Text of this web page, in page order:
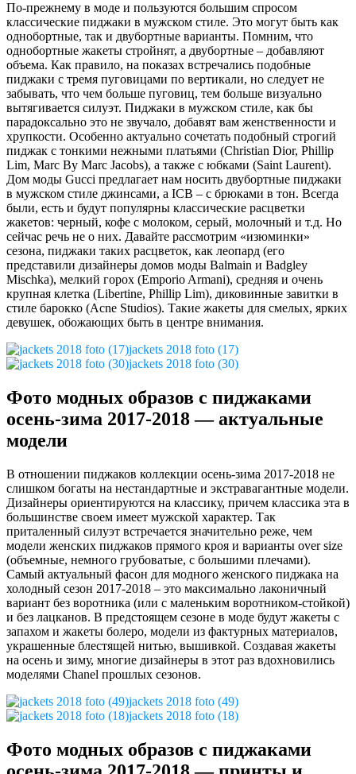
По-прежнему в моде и пользуются большим спросом
классические пиджаки в мужском стиле. Это могут быть как
однобортные, так и двубортные варианты. Помним, что
однобортные жакеты стройнят, а двубортные – добавляют
объема. Как правило, на показах встречались подобные
пиджаки с тремя пуговицами по вертикали, но следует не
забывать, что чем больше пуговиц, тем больше визуально
вытягивается силуэт. Пиджаки в мужском стиле, как бы
парадоксально это не звучало, добавят вам женственности и
хрупкости. Особенно актуально сочетать подобный строгий
пиджак с тонкими нежными платьями (Christian Dior, Phillip
Lim, Marc By Marc Jacobs), а также с юбками (Saint Laurent).
Дом моды Gucci предлагает нам носить двубортные пиджаки
в мужском стиле джинсами, а ICB – с брюками в тон. Всегда
были, есть и будут популярны классические расцветки
жакетов: черный, кофе с молоком, серый, молочный и т.д. Но
сейчас речь не о них. Давайте рассмотрим «изюминки»
сезона, пиджаки таких расцветок, как леопард (его
представили дизайнеры домов моды Balmain и Badgley
Mischka), мелкий горох (Emporio Armani), средняя и очень
крупная клетка (Libertine, Phillip Lim), диковинные завитки в
стиле барокко (Acne Studios). Такие жакеты для смелых, ярких
девушек, обожающих быть в центре внимания.
jackets 2018 foto (17)
jackets 2018 foto (30)
Фото модных образов с пиджаками
осень-зима 2017-2018 — актуальные
модели
В отношении пиджаков коллекции осень-зима 2017-2018 не
слишком богаты на нестандартные и экстравагантные модели.
Дизайнеры ориентируются на классику, причем классика эта в
большинстве своем имеет мужской характер. Так
приталенный силуэт встречается значительно реже, чем
модели женских пиджаков прямого кроя и варианты over size
(объемные, немного грубоватые, с большими плечами).
Самый актуальный фасон для модного женского пиджака на
холодный сезон 2017-2018 – это максимально лаконичный
вариант без воротника (или с маленьким воротником-стойкой)
и без лацканов. В предстоящем сезоне в моде будут жакеты с
запахом и жакеты болеро, модели из фактурных материалов,
украшенные блестящей нитью, вышивкой. Создавая жакеты
на осень и зиму, многие дизайнеры в этот раз вдохновились
моделями Chanel прошлых сезонов.
jackets 2018 foto (49)
jackets 2018 foto (18)
Фото модных образов с пиджаками